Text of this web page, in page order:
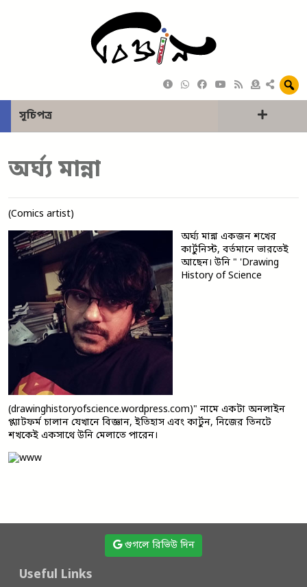
সূচিপত্র
অর্ঘ্য মান্না
(Comics artist)
অর্ঘ্য মান্না একজন শখের
কার্টুনিস্ট, বর্তমানে ভারতেই
আছেন। উনি " 'Drawing
History of Science
(drawinghistoryofscience.wordpress.com)" নামে একটা অনলাইন
প্ল্যাটফর্ম চালান যেখানে বিজ্ঞান, ইতিহাস এবং কার্টুন, নিজের তিনটে
শখকেই একসাথে উনি মেলাতে পারেন।
গুগলে রিভিউ দিন
Useful Links